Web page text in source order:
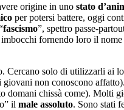
origine in uno stato
per potersi battere, oggi
fascismo”, spettro passe-
fornendo loro il nome
solo di utilizzarli ai
non conoscono
domani chissà come). Molti
il male assoluto. Sono stati